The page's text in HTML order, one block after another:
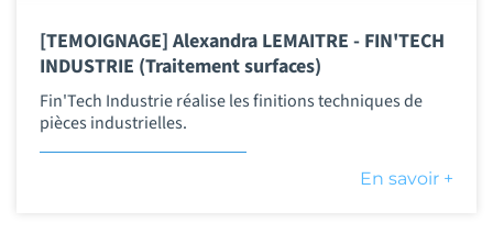
[TEMOIGNAGE] Alexandra LEMAITRE - FIN'TECH
INDUSTRIE (Traitement surfaces)
Fin'Tech Industrie réalise les finitions techniques de
pièces industrielles.
En savoir +